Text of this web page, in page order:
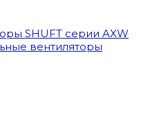
SHUFT серии AXW
вентиляторы